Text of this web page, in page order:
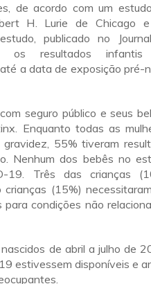
de acordo com um
H. Lurie de Chicago
publicado no
os resultados
a data de exposição pré-
seguro público e seus
Enquanto todas as
55% tiveram
Nenhum dos bebês no
19. Três das crianças
(15%)
condições não
de abril a julho de
estivessem disponíveis e